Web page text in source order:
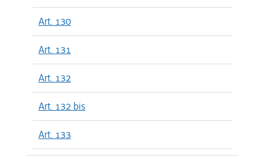
Art. 130
Art. 131
Art. 132
Art. 132 bis
Art. 133